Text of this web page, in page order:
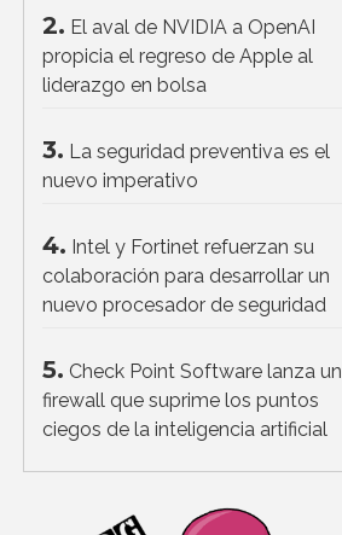
2. El aval de NVIDIA a OpenAI
propicia el regreso de Apple al
liderazgo en bolsa
3. La seguridad preventiva es el
nuevo imperativo
4. Intel y Fortinet refuerzan su
colaboración para desarrollar un
nuevo procesador de seguridad
5. Check Point Software lanza un
firewall que suprime los puntos
ciegos de la inteligencia artificial